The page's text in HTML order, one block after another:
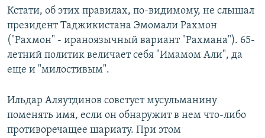
Кстати, об этих правилах, по-видимому, не слышал
президент Таджикистана Эмомали Рахмон
("Рахмон" - ираноязычный вариант "Рахмана"). 65-
летний политик величает себя "Имамом Али", да
еще и "милостивым".
Ильдар Аляутдинов советует мусульманину
поменять имя, если он обнаружит в нем что-либо
противоречащее шариату. При этом